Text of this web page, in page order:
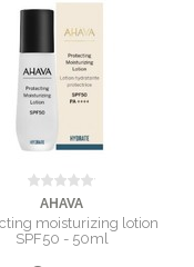
AHAVA
moisturizing lotion
SPF50 - 50ml